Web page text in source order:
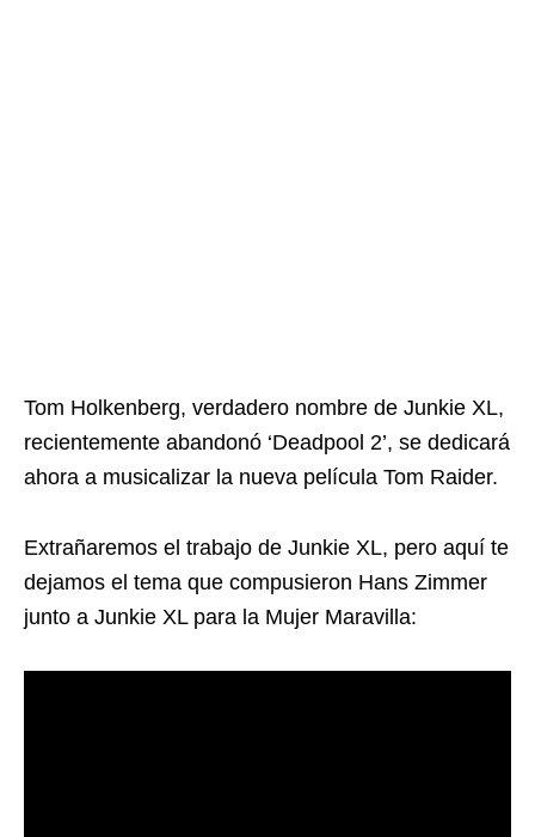
Tom Holkenberg, verdadero nombre de Junkie XL,
recientemente abandonó ‘Deadpool 2’, se dedicará
ahora a musicalizar la nueva película Tom Raider.
Extrañaremos el trabajo de Junkie XL, pero aquí te
dejamos el tema que compusieron Hans Zimmer
junto a Junkie XL para la Mujer Maravilla: